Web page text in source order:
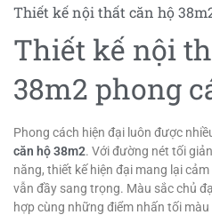
Thiết kế nội thất căn hộ
Thiết kế nội
38m2 phong
Phong cách hiện đại luôn được
căn hộ 38m2. Với đường nét tối
năng, thiết kế hiện đại mang lại
vẫn đầy sang trọng. Màu sắc chủ
hợp cùng những điểm nhấn tối